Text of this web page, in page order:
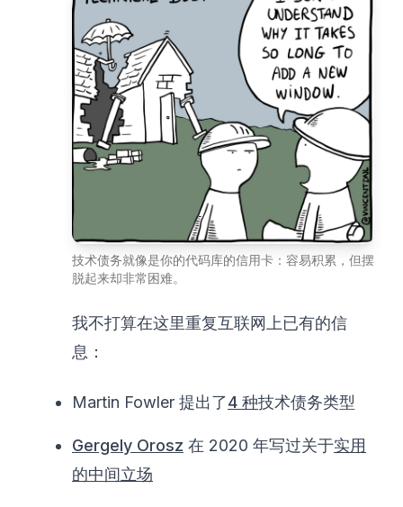
技术债务就像是你的代码库的信用卡：容易积累，但摆
脱起来却非常困难。
我不打算在这里重复互联网上已有的信
息：
Martin Fowler 提出了4 种技术债务类型
Gergely Orosz 在 2020 年写过关于实用
的中间立场